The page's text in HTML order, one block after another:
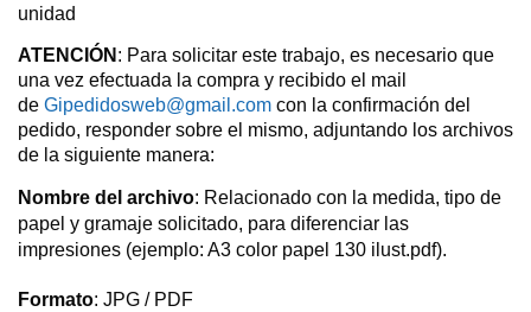
unidad
ATENCIÓN : Para solicitar este trabajo, es necesario que
una vez efectuada la compra y recibido el mail
de Gipedidosweb@gmail.com con la confirmación del
pedido, responder sobre el mismo, adjuntando los archivos
de la siguiente manera:
Nombre del archivo: Relacionado con la medida, tipo de
papel y gramaje solicitado, para diferenciar las
impresiones (ejemplo: A3 color papel 130 ilust.pdf).
Formato: JPG / PDF